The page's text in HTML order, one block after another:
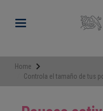
contenidoToggle navigation
Home
Controla el tamaño de tus